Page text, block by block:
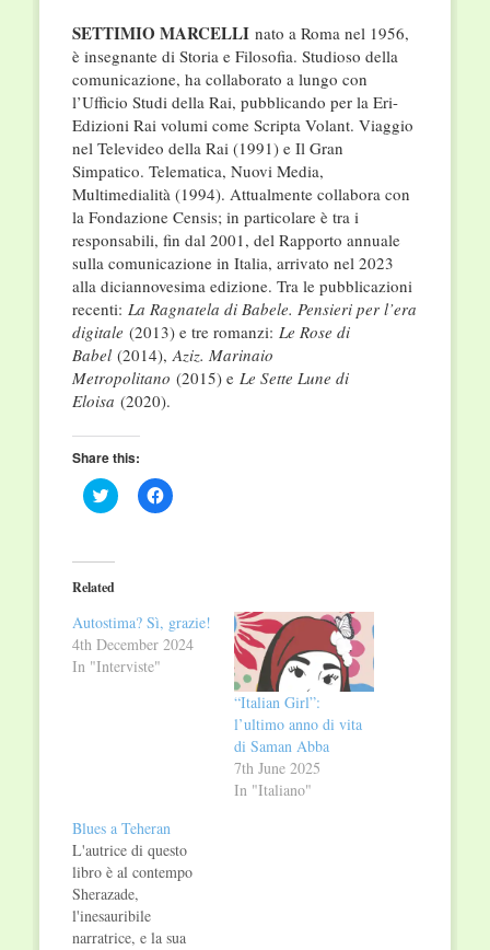
SETTIMIO MARCELLInato a Roma nel 1956,
è insegnante di Storia e Filosofia. Studioso della
comunicazione, ha collaborato a lungo con
l’Ufficio Studi della Rai, pubblicando per la Eri-
Edizioni Rai volumi come Scripta Volant. Viaggio
nel Televideo della Rai (1991) e Il Gran
Simpatico. Telematica, Nuovi Media,
Multimedialità (1994). Attualmente collabora con
la Fondazione Censis; in particolare è tra i
responsabili, fin dal 2001, del Rapporto annuale
sulla comunicazione in Italia, arrivato nel 2023
alla diciannovesima edizione. Tra le pubblicazioni
recenti: La Ragnatela di Babele. Pensieri per l’era
digitale (2013) e tre romanzi: Le Rose di
Babel (2014),Aziz. Marinaio
Metropolitano (2015) e Le Sette Lune di
Eloisa (2020).
Share this:
Click
to
(Opens
in
new
Click
to
Related
Autostima? Sì, grazie!
4th December 2024
In "Interviste"
“Italian Girl”:
l’ultimo anno di vita
di Saman Abba
7th June 2025
In "Italiano"
Blues a Teheran
L'autrice di questo
libro è al contempo
Sherazade,
l'inesauribile
narratrice, e la sua